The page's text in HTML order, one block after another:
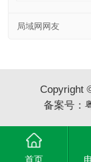
局域网网友
Copyright
备案号：
首页